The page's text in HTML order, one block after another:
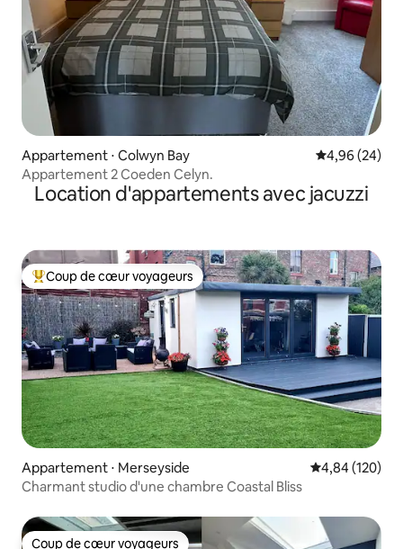
Appartement ⋅ Colwyn Bay Évaluation
4,96 (24)
Appartement 2 Coeden Celyn.
Location d'appartements avec jacuzzi
Coups de cœur voyageurs les plus appréciés
Coup de cœur voyageurs
Appartement ⋅ Merseyside Évaluation
4,84 (120)
Charmant studio d'une chambre Coastal Bliss
Coup de cœur voyageurs